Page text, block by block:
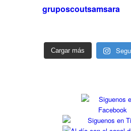
gruposcoutsamsara
Cargar más